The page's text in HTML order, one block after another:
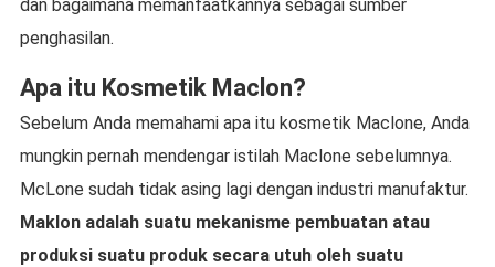
dan bagaimana memanfaatkannya sebagai sumber
penghasilan.
Apa itu Kosmetik Maclon?
Sebelum Anda memahami apa itu kosmetik Maclone, Anda
mungkin pernah mendengar istilah Maclone sebelumnya.
McLone sudah tidak asing lagi dengan industri manufaktur.
Maklon adalah suatu mekanisme pembuatan atau
produksi suatu produk secara utuh oleh suatu